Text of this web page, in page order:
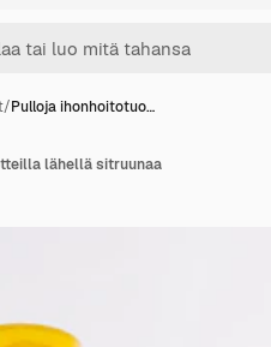
/Pulloja ihonhoitotuo…
lähellä sitruunaa